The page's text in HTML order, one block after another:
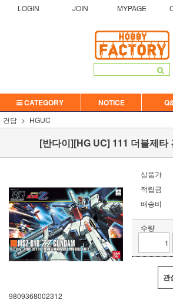
LOGIN JOIN MYPAGE
CATEGORY NOTICE
건담 HGUC
[반다이][HG UC] 111 더블제타
9809368002312
상품가
적립금
배송비
수량
관